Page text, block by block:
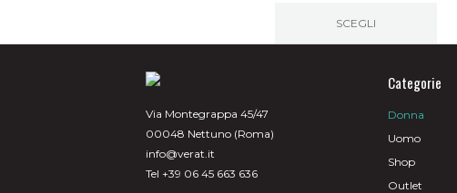
SCEGLI
varianti.
Le
opzioni
scelte
Via Montegrappa 45/47
00048 Nettuno (Roma)
info@verat.it
Tel +39 06 45 663 636
Categorie
Donna
Uomo
Shop
Outlet